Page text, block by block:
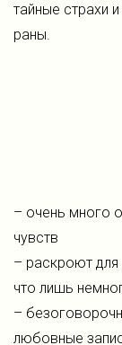
тайные страхи
раны.
– очень много
чувств
– раскроют для
что лишь
–
любовные